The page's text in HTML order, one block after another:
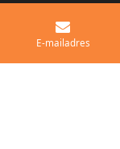
Instagram
E-mailadres